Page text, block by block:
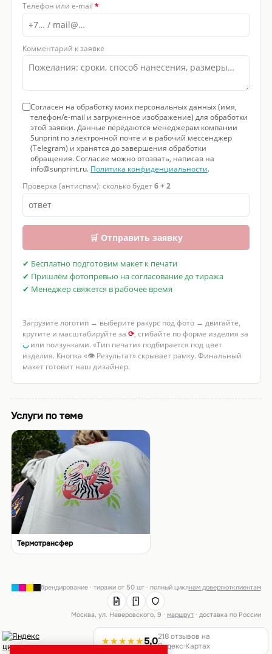
Телефон или e-mail *
Комментарий к заявке
Согласен на обработку моих персональных данных (имя,
телефон/e-mail и загруженное изображение) для обработки
этой заявки. Данные передаются менеджерам компании
Sunprint по электронной почте и в рабочий мессенджер
(Telegram) и хранятся до завершения обработки
обращения. Согласие можно отозвать, написав на
info@sunprint.ru. Политика конфиденциальности.
Проверка (антиспам): сколько будет6 + 2
🛒 Отправить заявку
✔ Бесплатно подготовим макет к печати
✔ Пришлём фотопревью на согласование до тиража
✔ Менеджер свяжется в рабочее время
Загрузите логотип → выберите ракурс под фото → двигайте,
крутите и масштабируйте за ⟳, сгибайте по форме изделия за
◡или ползунками. «Тип печати» подбирается под цвет
изделия. Кнопка «👁 Результат» скрывает рамку. Финальный
макет готовит наш дизайнер.
Услуги по теме
Термотрансфер
брендирование · тиражи от 50 шт · полный циклнам доверяютклиентам
Москва, ул. Неверовского, 9 ·маршрут · доставка по России
★★★★★5,0218 отзывов на
Яндекс·Картах